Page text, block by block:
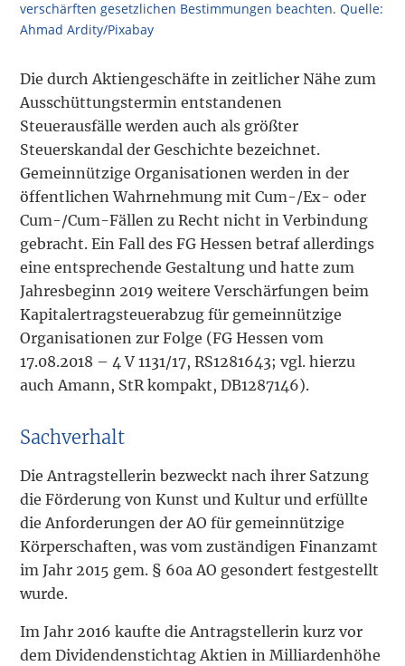
verschärften gesetzlichen Bestimmungen beachten. Quelle:
Ahmad Ardity/Pixabay
Die durch Aktiengeschäfte in zeitlicher Nähe zum
Ausschüttungstermin entstandenen
Steuerausfälle werden auch als größter
Steuerskandal der Geschichte bezeichnet.
Gemeinnützige Organisationen werden in der
öffentlichen Wahrnehmung mit Cum-/Ex- oder
Cum-/Cum-Fällen zu Recht nicht in Verbindung
gebracht. Ein Fall des FG Hessen betraf allerdings
eine entsprechende Gestaltung und hatte zum
Jahresbeginn 2019 weitere Verschärfungen beim
Kapitalertragsteuerabzug für gemeinnützige
Organisationen zur Folge (FG Hessen vom
17.08.2018 – 4 V 1131/17, RS1281643; vgl. hierzu
auch Amann, StR kompakt, DB1287146).
Sachverhalt
Die Antragstellerin bezweckt nach ihrer Satzung
die Förderung von Kunst und Kultur und erfüllte
die Anforderungen der AO für gemeinnützige
Körperschaften, was vom zuständigen Finanzamt
im Jahr 2015 gem. § 60a AO gesondert festgestellt
wurde.
Im Jahr 2016 kaufte die Antragstellerin kurz vor
dem Dividendenstichtag Aktien in Milliardenhöhe